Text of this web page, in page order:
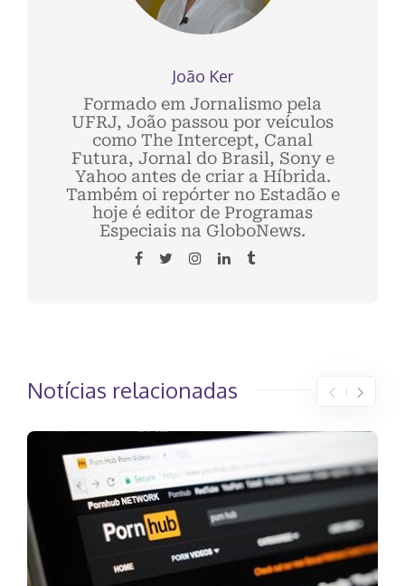
João Ker
Formado em Jornalismo pela
UFRJ, João passou por veículos
como The Intercept, Canal
Futura, Jornal do Brasil, Sony e
Yahoo antes de criar a Híbrida.
Também oi repórter no Estadão e
hoje é editor de Programas
Especiais na GloboNews.
Notícias relacionadas